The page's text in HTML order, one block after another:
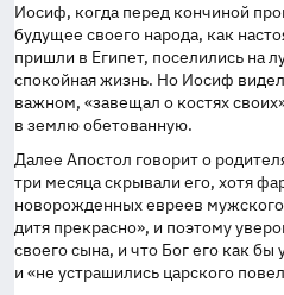
Иосиф, когда перед кончиной
будущее своего народа, как
пришли в Египет, поселились на
спокойная жизнь. Но Иосиф
важном, «завещал о костях
в землю обетованную.
Далее Апостол говорит о
три месяца скрывали его, хотя
новорожденных евреев
дитя прекрасно», и поэтому
своего сына, и что Бог его как
и «не устрашились царского